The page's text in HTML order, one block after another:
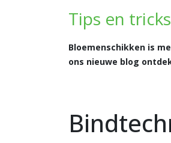
Tips en
Bloemenschikken is
ons nieuwe blog